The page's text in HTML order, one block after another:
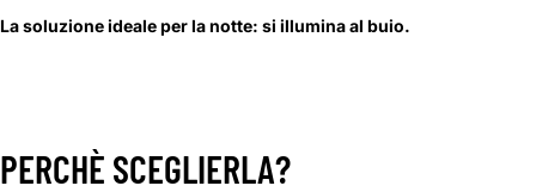
La soluzione ideale per la notte: si illumina al buio.
PERCHÈ SCEGLIERLA?